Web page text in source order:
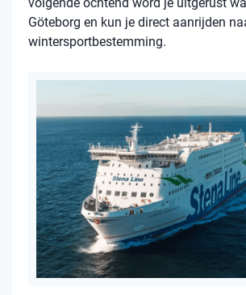
volgende ochtend word je uitgerust
Göteborg en kun je direct aanrijden
wintersportbestemming.